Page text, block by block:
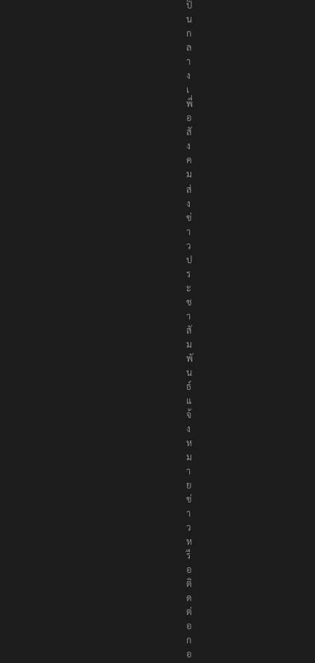
น์
ที่
นำ
เ
ส
น
อ
เ
นื้
อ
ห
า
อ
ย่
า
ง
ถู
ก
ต้
อ
ง
เ
ป็
น
ก
ล
า
ง
เ
พื่
อ
สั
ง
ค
ม
ส่
ง
ข่
า
ว
ป
ร
ะ
ช
า
สั
ม